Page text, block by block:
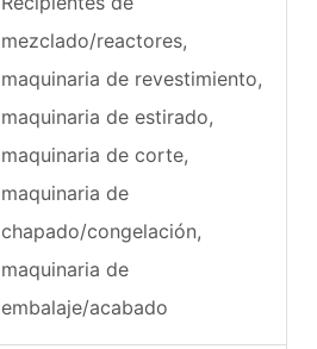
mezclado/reactores,
maquinaria de revestimiento,
maquinaria de estirado,
maquinaria de corte,
maquinaria de
chapado/congelación,
maquinaria de
embalaje/acabado